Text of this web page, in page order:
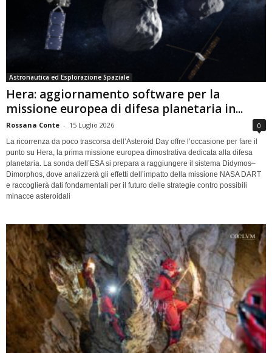
Astronautica ed Esplorazione Spaziale
Hera: aggiornamento software per la
missione europea di difesa planetaria in...
Rossana Conte - 15 Luglio 2026 0
La ricorrenza da poco trascorsa dell’Asteroid Day offre l’occasione per fare il
punto su Hera, la prima missione europea dimostrativa dedicata alla difesa
planetaria. La sonda dell’ESA si prepara a raggiungere il sistema Didymos–
Dimorphos, dove analizzerà gli effetti dell’impatto della missione NASA DART
e raccoglierà dati fondamentali per il futuro delle strategie contro possibili
minacce asteroidali